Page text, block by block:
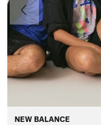
NEW BALANCE
Vorherige